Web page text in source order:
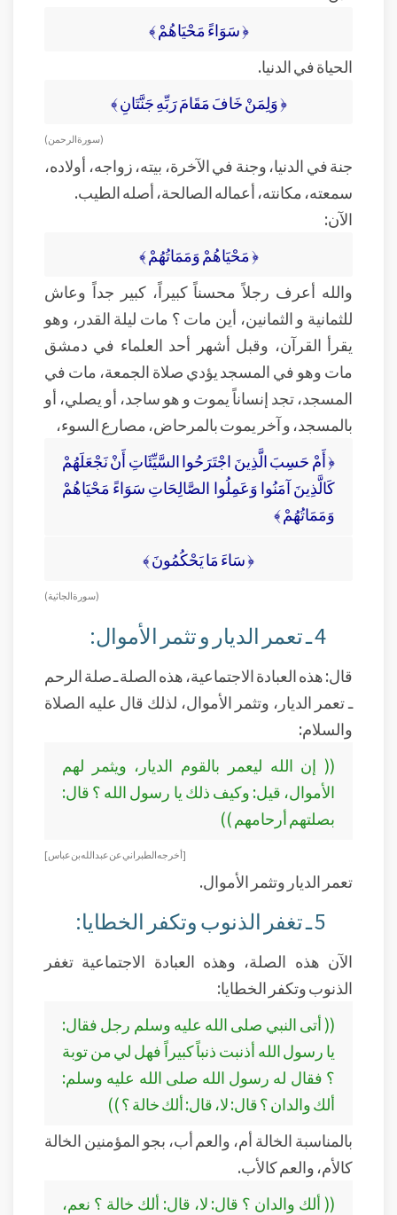
﴿ سَوَاءً مَحْيَاهُمْ ﴾
الحياة في الدنيا.
﴿ وَلِمَنْ خَافَ مَقَامَ رَبِّهِ جَنَّتَانِ ﴾
( سورة الرحمن )
جنة في الدنيا، وجنة في الآخرة، بيته، زواجه، أولاده،
سمعته، مكانته، أعماله الصالحة، أصله الطيب.
الآن:
﴿ مَحْيَاهُمْ وَمَمَاتُهُمْ ﴾
والله أعرف رجلاً محسناً كبيراً، كبير جداً وعاش
للثمانية و الثمانين، أين مات ؟ مات ليلة القدر، وهو
يقرأ القرآن، وقبل أشهر أحد العلماء في دمشق
مات وهو في المسجد يؤدي صلاة الجمعة، مات في
المسجد، تجد إنساناً يموت و هو ساجد، أو يصلي، أو
بالمسجد، و آخر يموت بالمرحاض، مصارع السوء،
﴿ أَمْ حَسِبَ الَّذِينَ اجْتَرَحُوا السَّيِّئَاتِ أَنْ نَجْعَلَهُمْ
كَالَّذِينَ آمَنُوا وَعَمِلُوا الصَّالِحَاتِ سَوَاءً مَحْيَاهُمْ
وَمَمَاتُهُمْ ﴾
﴿ سَاءَ مَا يَحْكُمُونَ ﴾
( سورة الجاثية )
4 ـ تعمر الديار و تثمر الأموال:
قال: هذه العبادة الاجتماعية، هذه الصلة ـ صلة الرحم
ـ تعمر الديار، وتثمر الأموال، لذلك قال عليه الصلاة
والسلام:
(( إن الله ليعمر بالقوم الديار، ويثمر لهم
الأموال، قيل: وكيف ذلك يا رسول الله ؟ قال:
بصلتهم أرحامهم ))
[أخرجه الطبراني عن عبد الله بن عباس ]
تعمر الديار وتثمر الأموال.
5 ـ تغفر الذنوب وتكفر الخطايا:
الآن هذه الصلة، وهذه العبادة الاجتماعية تغفر
الذنوب وتكفر الخطايا:
(( أتى النبي صلى الله عليه وسلم رجل فقال:
يا رسول الله أذنبت ذنباً كبيراً فهل لي من توبة
؟ فقال له رسول الله صلى الله عليه وسلم:
ألك والدان ؟ قال: لا، قال: ألك خالة ؟ ))
بالمناسبة الخالة أم، والعم أب، بجو المؤمنين الخالة
كالأم، والعم كالأب.
(( ألك والدان ؟ قال: لا، قال: ألك خالة ؟ نعم،